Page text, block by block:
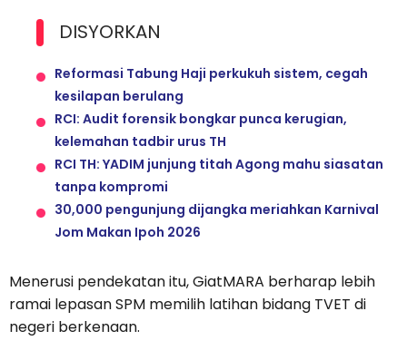
DISYORKAN
Reformasi Tabung Haji perkukuh sistem, cegah
kesilapan berulang
RCI: Audit forensik bongkar punca kerugian,
kelemahan tadbir urus TH
RCI TH: YADIM junjung titah Agong mahu siasatan
tanpa kompromi
30,000 pengunjung dijangka meriahkan Karnival
Jom Makan Ipoh 2026
Menerusi pendekatan itu, GiatMARA berharap lebih
ramai lepasan SPM memilih latihan bidang TVET di
negeri berkenaan.